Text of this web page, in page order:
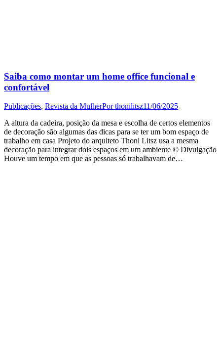
Saiba como montar um home office funcional e
confortável
Publicações, Revista da MulherPorthonilitsz11/06/2025
A altura da cadeira, posição da mesa e escolha de certos elementos
de decoração são algumas das dicas para se ter um bom espaço de
trabalho em casa Projeto do arquiteto Thoni Litsz usa a mesma
decoração para integrar dois espaços em um ambiente © Divulgação
Houve um tempo em que as pessoas só trabalhavam de…